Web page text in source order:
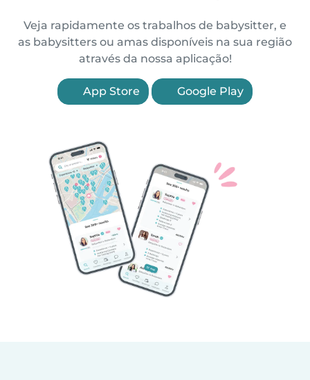
Veja rapidamente os trabalhos de babysitter, e
as babysitters ou amas disponíveis na sua região
através da nossa aplicação!
App Store Google Play